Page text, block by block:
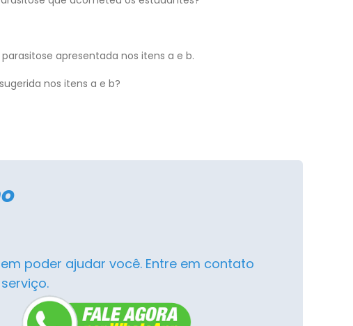
apresentada nos itens a e b.
nos itens a e b?
poder ajudar você. Entre em contato